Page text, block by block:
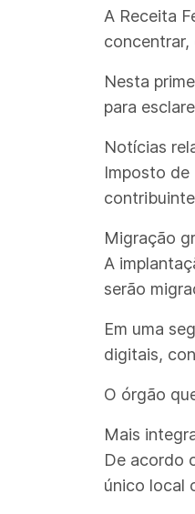
A Receita
concentrar,
Nesta
para
Notícias
Imposto de
Migração
A
serão
Em uma
digitais,
O órgão
Mais
De acordo
único local